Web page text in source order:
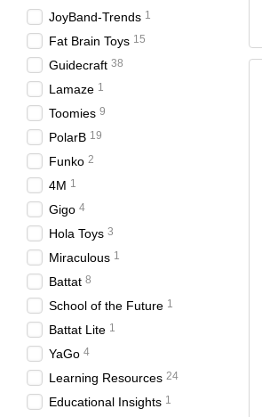
JoyBand-Trends 1
Fat Brain Toys 15
Guidecraft 38
Lamaze 1
Toomies 9
PolarB 19
Funko 2
4M 1
Gigo 4
Hola Toys 3
Miraculous 1
Battat 8
School of the Future 1
Battat Lite 1
YaGo 4
Learning Resources 24
Educational Insights 1